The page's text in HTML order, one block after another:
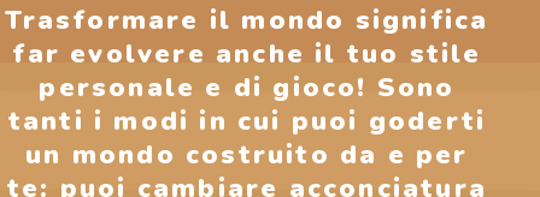
Trasformare il mondo significa
far evolvere anche il tuo stile
personale e di gioco! Sono
tanti i modi in cui puoi goderti
un mondo costruito da e per
te: puoi cambiare acconciatura